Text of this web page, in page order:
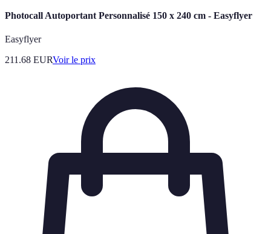
Photocall Autoportant Personnalisé 150 x 240 cm - Easyflyer
Easyflyer
211.68 EURVoir le prix